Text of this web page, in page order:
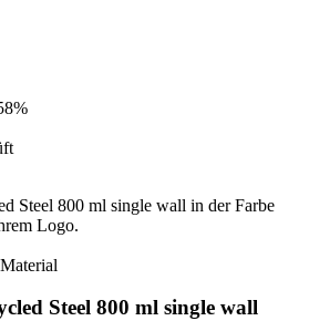
Steel 800 ml single wall